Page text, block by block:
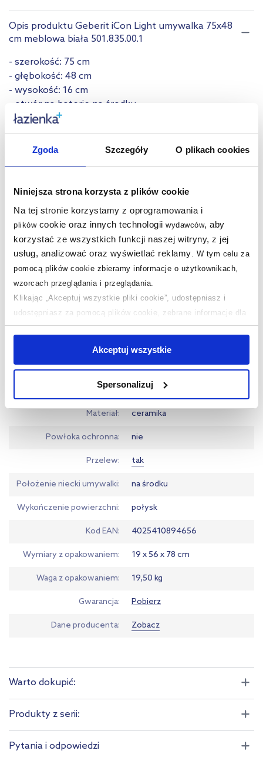
Zgoda Szczegóły O plikach cookies
Niniejsza strona korzysta z plików cookie
Na tej stronie korzystamy z oprogramowania i
plikówcookie oraz innych technologii wydawców, aby
korzystać ze wszystkich funkcji naszej witryny, z jej
usług, analizować oraz wyświetlać reklamy
W tym celu za
pomocą plików cookie zbieramy informacje o użytkownikach,
wzorcach przeglądania i przeglądania.
Klikając „Akceptuj wszystkie pliki cookie”, udostępniasz i
udostępniasz za pomocą plików cookie, zebrane informacje dla
użytkowników zewnętrznych, a także nasi partnerzy reklamowi.
jednak, że zablokowane niektóre pliki cookie mogą mieć wpływ
na sposób dostarczania treści niedostosowanych do potrzeb
Aby uzyskać więcej informacji na temat plików plików cookie,
przejdź do zakładek „Informacje o plikach cookie”.
Akceptuj wszystkie
Spersonalizuj
Opis produktu Geberit iCon Light umywalka 75x48
cm meblowa biała 501.835.00.1
- szerokość: 75 cm
- głębokość: 48 cm
- wysokość: 16 cm
- otwór na baterię na środku
- z przelewem
- możliwość osadzenia w blacie
- szerokość szafki: 74 cm
Dane techniczne
Marka Geberit
iCon
Dłuższy bok 75 cm
Krótszy bok 48 cm
Otwór na baterie tak
Kolor biały
Materiał ceramika
Powłoka ochronna nie
Przelew tak
Położenie niecki umywalki na środku
Wykończenie powierzchni połysk
Kod EAN 4025410894656
Wymiary z opakowaniem 19 x 56 x 78 cm
Waga z opakowaniem 19,50 kg
Gwarancja Pobierz
Dane producenta Zobacz
Warto dokupić:
Produkty z serii:
Pytania i odpowiedzi